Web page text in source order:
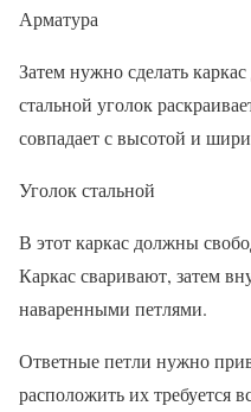
Арматура
Затем нужно сделать
стальной уголок
совпадает с высотой и
Уголок стальной
В этот каркас должны
Каркас сваривают, затем
наваренными петлями.
Ответные петли нужно
расположить их требуется